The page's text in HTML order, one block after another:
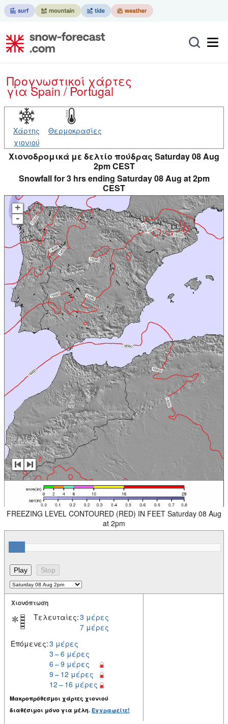
Προγνωστικοί χάρτες
για Spain / Portugal
Χάρτης
χιονιού
Θερμοκρασίες
Χιονοδρομικά με δελτίο πούδρας Saturday 08 Aug
2pm CEST
Snowfall for 3 hrs ending Saturday 08 Aug at 2pm
CEST
+
-
FREEZING LEVEL CONTOURED (RED) IN FEET Saturday 08 Aug
at 2pm
Χιονόπτωση
Τελευταίες:3 μέρες
7 μέρες
Επόμενες:3 μέρες
3 – 6 μέρες
6 – 9 μέρες
9 – 12 μέρες
12 – 16 μέρες
Μακροπρόθεσμοι χάρτες χιονιού
διαθέσιμοι μόνο για μέλη. Εγγραφείτε!